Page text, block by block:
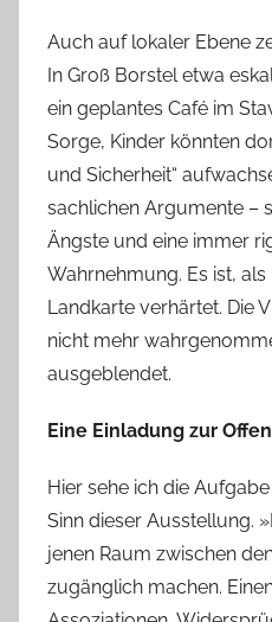
Auch auf lokaler Ebene
In Groß Borstel etwa
ein geplantes Café im
Sorge, Kinder könnten
und Sicherheit“
sachlichen Argumente –
Ängste und eine immer
Wahrnehmung. Es ist,
Landkarte verhärtet. Die
nicht mehr
ausgeblendet.
Eine Einladung zur
Hier sehe ich die
Sinn dieser Ausstellung.
jenen Raum zwischen
zugänglich machen.